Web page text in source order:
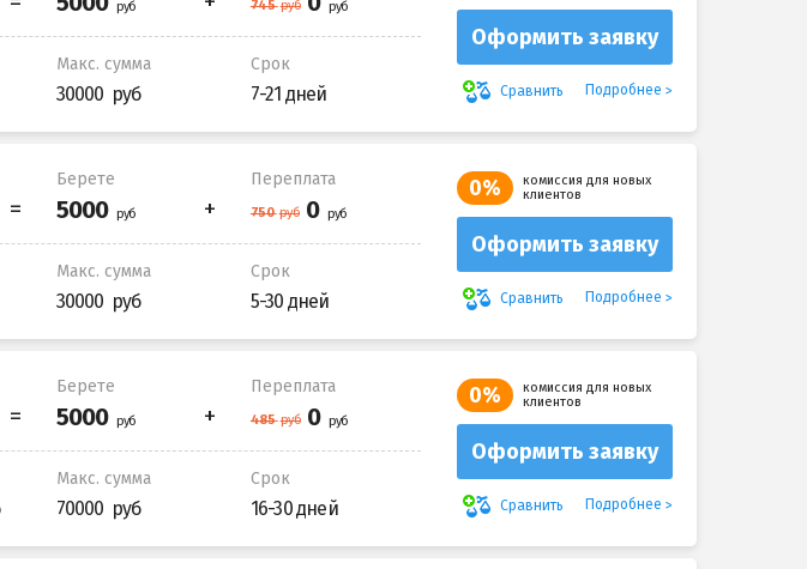
Макс. сумма
30000
Срок
7-21 дней
Оформить заявку
Сравнить Подробнее
Берете Переплата
Макс. сумма
30000
Срок
5-30 дней
0%
комиссия для новых
клиентов
Оформить заявку
Сравнить Подробнее
Берете Переплата
Макс. сумма
70000
Срок
16-30 дней
0%
комиссия для новых
клиентов
Оформить заявку
Сравнить Подробнее